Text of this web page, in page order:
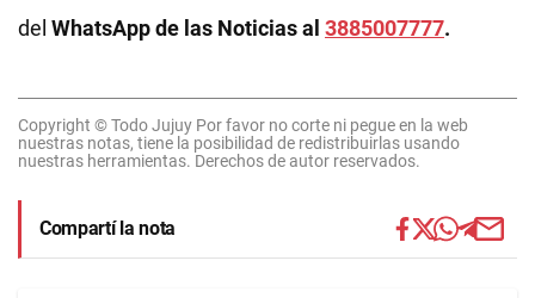
del WhatsApp de las Noticias al 3885007777.
Copyright © Todo Jujuy Por favor no corte ni pegue en la web
nuestras notas, tiene la posibilidad de redistribuirlas usando
nuestras herramientas. Derechos de autor reservados.
Compartí la nota